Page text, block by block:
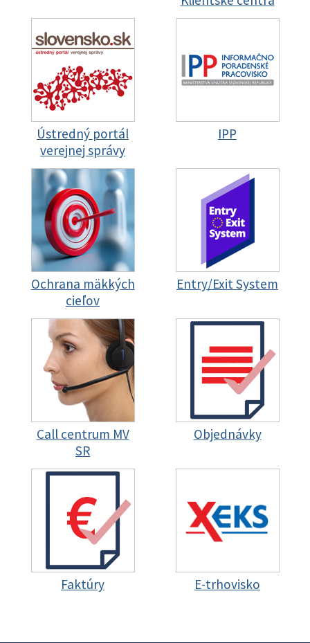
Ústredný portál
verejnej správy
IPP
Ochrana mäkkých
cieľov
Entry/Exit System
Call centrum MV
SR
Objednávky
Faktúry E-trhovisko